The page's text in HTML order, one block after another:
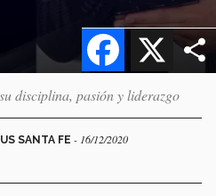
X
Facebook
disciplina, pasión y liderazgo
SANTA FE - 16/12/2020